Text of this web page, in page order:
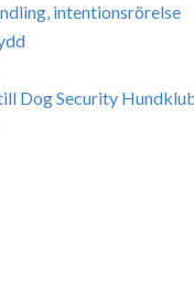
intentionsrörelse
Dog Security